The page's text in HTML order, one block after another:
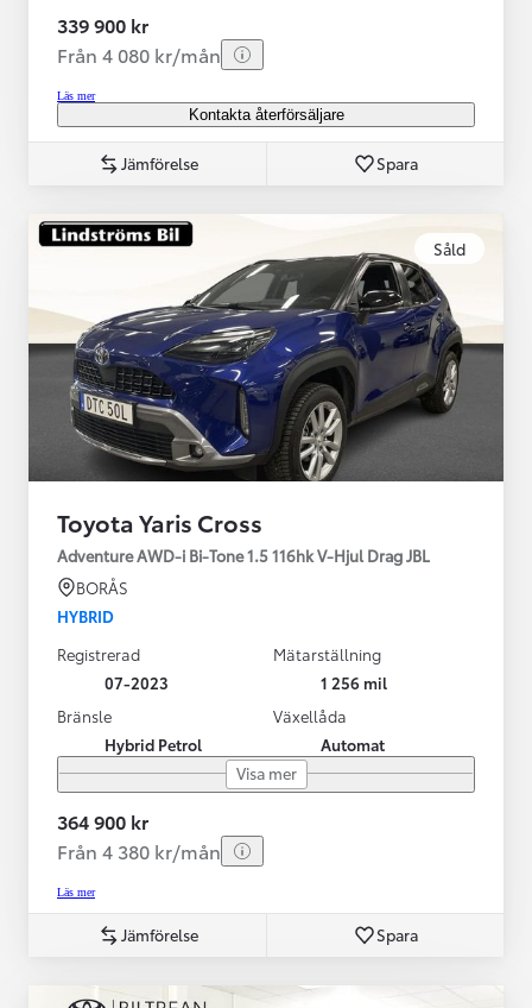
339 900 kr
Från 4 080 kr/mån
Läs mer
Kontakta återförsäljare
Jämförelse Spara
Såld
Toyota Yaris Cross
Adventure AWD-i Bi-Tone 1.5 116hk V-Hjul Drag JBL
BORÅS
HYBRID
Registrerad
07-2023
Mätarställning
1 256 mil
Bränsle
Hybrid Petrol
Växellåda
Automat
Visa mer
364 900 kr
Från 4 380 kr/mån
Läs mer
Jämförelse Spara